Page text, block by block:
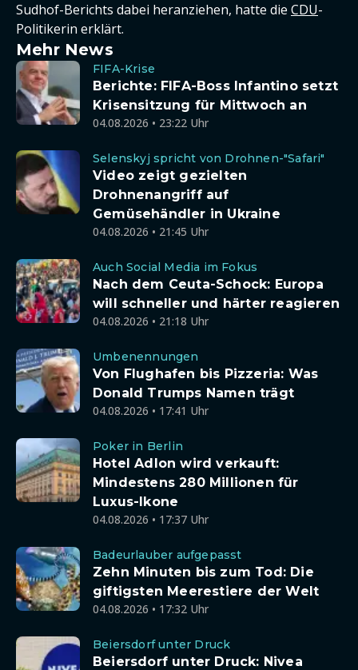
Sudhof-Berichts dabei heranziehen, hatte die CDU-
Politikerin erklärt.
Mehr News
FIFA-Krise
Berichte: FIFA-Boss Infantino setzt
Krisensitzung für Mittwoch an
04.08.2026 • 23:22 Uhr
Selenskyj spricht von Drohnen-"Safari"
Video zeigt gezielten
Drohnenangriff auf
Gemüsehändler in Ukraine
04.08.2026 • 21:45 Uhr
Auch Social Media im Fokus
Nach dem Ceuta-Schock: Europa
will schneller und härter reagieren
04.08.2026 • 21:18 Uhr
Umbenennungen
Von Flughafen bis Pizzeria: Was
Donald Trumps Namen trägt
04.08.2026 • 17:41 Uhr
Poker in Berlin
Hotel Adlon wird verkauft:
Mindestens 280 Millionen für
Luxus-Ikone
04.08.2026 • 17:37 Uhr
Badeurlauber aufgepasst
Zehn Minuten bis zum Tod: Die
giftigsten Meerestiere der Welt
04.08.2026 • 17:32 Uhr
Beiersdorf unter Druck
Beiersdorf unter Druck: Nivea